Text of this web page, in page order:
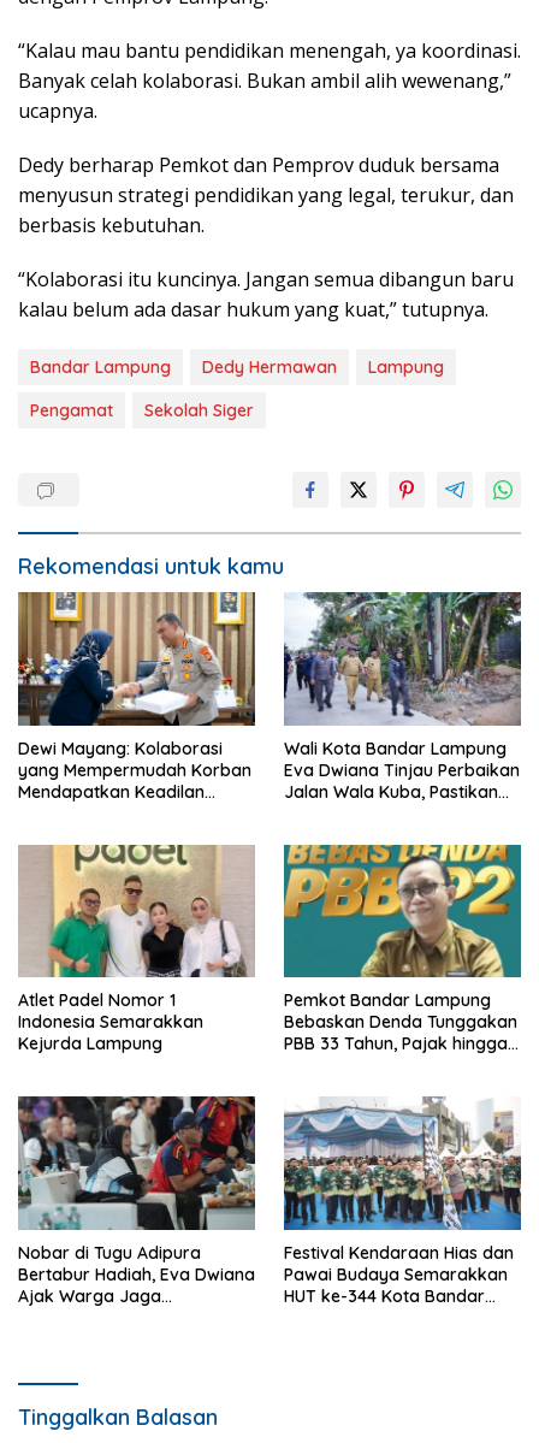
“Kalau mau bantu pendidikan menengah, ya koordinasi.
Banyak celah kolaborasi. Bukan ambil alih wewenang,”
ucapnya.
Dedy berharap Pemkot dan Pemprov duduk bersama
menyusun strategi pendidikan yang legal, terukur, dan
berbasis kebutuhan.
“Kolaborasi itu kuncinya. Jangan semua dibangun baru
kalau belum ada dasar hukum yang kuat,” tutupnya.
Bandar Lampung Dedy Hermawan
Lampung
Pengamat
Sekolah Siger
Rekomendasi untuk kamu
Dewi Mayang: Kolaborasi
yang Mempermudah Korban
Mendapatkan Keadilan
Wali Kota Bandar Lampung
Eva Dwiana Tinjau Perbaikan
Jalan Wala Kuba, Pastikan
Atlet Padel Nomor 1
Indonesia Semarakkan
Kejurda Lampung
Pemkot Bandar Lampung
Bebaskan Denda Tunggakan
PBB 33 Tahun, Pajak hingga
Nobar di Tugu Adipura
Bertabur Hadiah, Eva Dwiana
Ajak Warga Jaga
Festival Kendaraan Hias dan
Pawai Budaya Semarakkan
HUT ke-344 Kota Bandar
Tinggalkan Balasan